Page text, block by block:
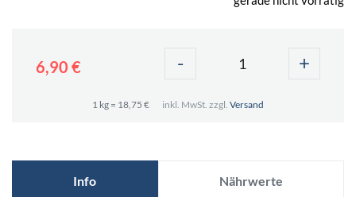
6,90 € - +
1 kg = 18,75 € inkl. MwSt. zzgl. Versand
Info Nährwerte